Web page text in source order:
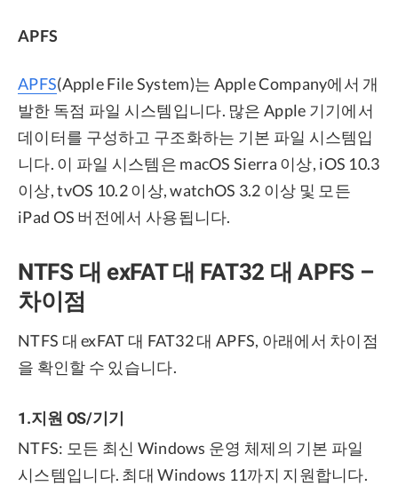
APFS
APFS(Apple File System)는 Apple Company에서 개
발한 독점 파일 시스템입니다. 많은 Apple 기기에서
데이터를 구성하고 구조화하는 기본 파일 시스템입
니다. 이 파일 시스템은 macOS Sierra 이상, iOS 10.3
이상, tvOS 10.2 이상, watchOS 3.2 이상 및 모든
iPad OS 버전에서 사용됩니다.
NTFS 대 exFAT 대 FAT32 대 APFS –
차이점
NTFS 대 exFAT 대 FAT32 대 APFS, 아래에서 차이점
을 확인할 수 있습니다.
1.지원 OS/기기
NTFS: 모든 최신 Windows 운영 체제의 기본 파일
시스템입니다. 최대 Windows 11까지 지원합니다.